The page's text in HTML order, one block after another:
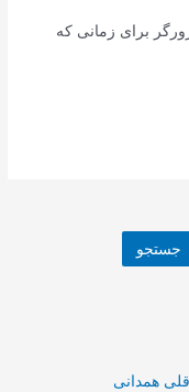
برای زمانی که
جستجو
همدانی